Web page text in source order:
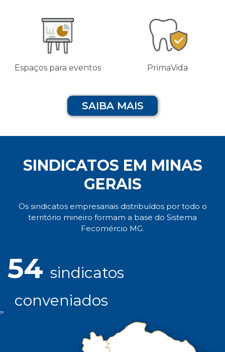
Espaços para eventos PrimaVida
SAIBA MAIS
SINDICATOS EM MINAS
GERAIS
Os sindicatos empresariais distribuídos por todo o
território mineiro formam a base do Sistema
Fecomércio MG.
54 sindicatos
conveniados